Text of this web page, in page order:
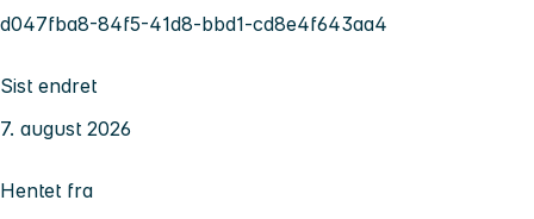
d047fba8-84f5-41d8-bbd1-cd8e4f643aa4
Sist endret
7. august 2026
Hentet fra